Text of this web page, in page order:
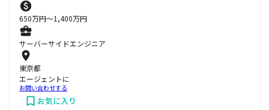
650万円〜1,400万円
サーバーサイドエンジニア
東京都
エージェントに
お問い合わせする
お気に入り